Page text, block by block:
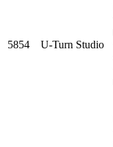
5854 U-Turn Studio